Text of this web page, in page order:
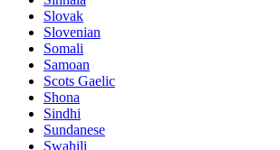
Slovak
Slovenian
Somali
Samoan
Scots Gaelic
Shona
Sindhi
Sundanese
Swahili